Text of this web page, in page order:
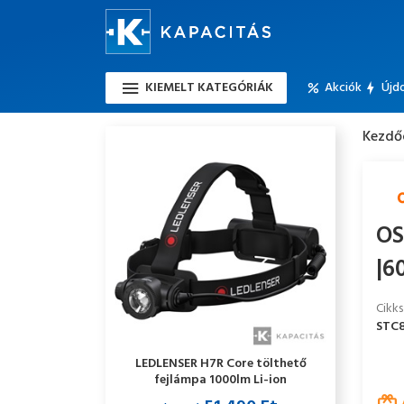
KIEMELT KATEGÓRIÁK Akciók
LEDLENSER H7R Core tölthető
fejlámpa 1000lm Li-ion